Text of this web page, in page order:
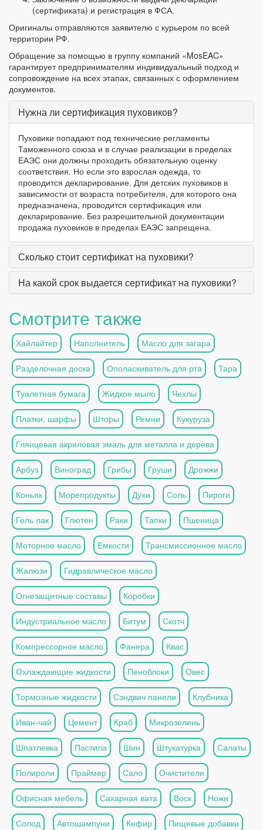
(сертификата) и регистрация в ФСА.
Оригиналы отправляются заявителю с курьером по всей
территории РФ.
Обращение за помощью в группу компаний «MosEAC»
гарантирует предпринимателям индивидуальный подход и
сопровождение на всех этапах, связанных с оформлением
документов.
Нужна ли сертификация пуховиков?
Пуховики попадают под технические регламенты
Таможенного союза и в случае реализации в пределах
ЕАЭС они должны проходить обязательную оценку
соответствия. Но если это взрослая одежда, то
проводится декларирование. Для детских пуховиков в
зависимости от возраста потребителя, для которого она
предназначена, проводится сертификация или
декларирование. Без разрешительной документации
продажа пуховиков в пределах ЕАЭС запрещена.
Сколько стоит сертификат на пуховики?
На какой срок выдается сертификат на пуховики?
Смотрите также
Хайлайтер Наполнитель Масло для загара
Разделочная доска Ополаскиватель для рта Тара
Туалетная бумага Жидкое мыло Чехлы
Платки, шарфы Шторы Ремни Кукуруза
Глянцевая акриловая эмаль для металла и дерева
Арбуз Виноград Грибы Груши Дрожжи
Коньяк Морепродукты Духи Соль Пироги
Гель лак Глютен Раки Тапки Пшеница
Моторное масло Емкости Трансмиссионное масло
Жалюзи Гидравлическое масло
Огнезащитные составы Коробки
Индустриальное масло Битум Скотч
Компрессорное масло Фанера Квас
Охлаждающие жидкости Пеноблоки Овес
Тормозные жидкости Сэндвич панели Клубника
Иван-чай Цемент Краб Микрозелень
Шпатлевка Пастила Шин Штукатурка Салаты
Полироли Праймер Сало Очистители
Офисная мебель Сахарная вата Воск Ножи
Солод Автошампуни Кефир Пищевые добавки